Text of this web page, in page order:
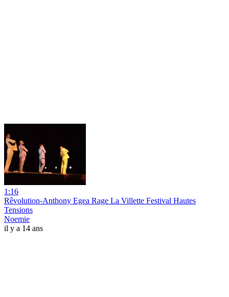
1:16
Rêvolution-Anthony Egea Rage La Villette Festival Hautes
Tensions
Noemie
il y a 14 ans